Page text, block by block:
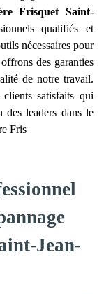
Frisquet Saint-
qualifiés et
nécessaires pour
des garanties
de notre travail.
satisfaits qui
leaders dans le
Fris
Jean-